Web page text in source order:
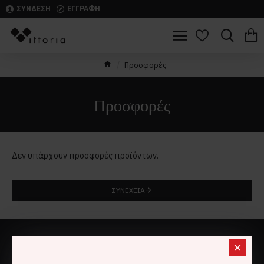
ΣΥΝΔΕΣΗ ΕΓΓΡΑΦΗ
Προσφορές
Προσφορές
Δεν υπάρχουν προσφορές προϊόντων.
ΣΥΝΈΧΕΙΑ